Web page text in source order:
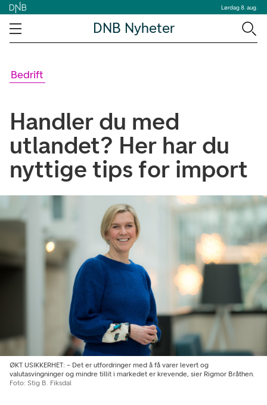
Lørdag 8. aug.
DNB Nyheter
Bedrift
Handler du med
utlandet? Her har du
nyttige tips for import
ØKT USIKKERHET: – Det er utfordringer med å få varer levert og
valutasvingninger og mindre tillit i markedet er krevende, sier Rigmor Bråthen.
Foto: Stig B. Fiksdal